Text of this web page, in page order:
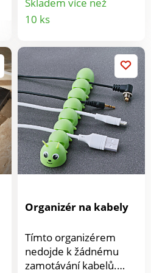
vzniku plísní a
nepříjemných pachů. S
nasycení. Po vysušení v
mikrovlnné
troubě/troubě je opět
připraven k použití.
Odvlhčuje prostory do
objemu 5 litrů.
Zabraňuje vzniku plísní.
S barevným
indikátorem. Lze použít
opakovaně. Clarsen.
10 ks
Organizér na kabely
Tímto organizérem
nedojde k žádnému
zamotávání kabelů.